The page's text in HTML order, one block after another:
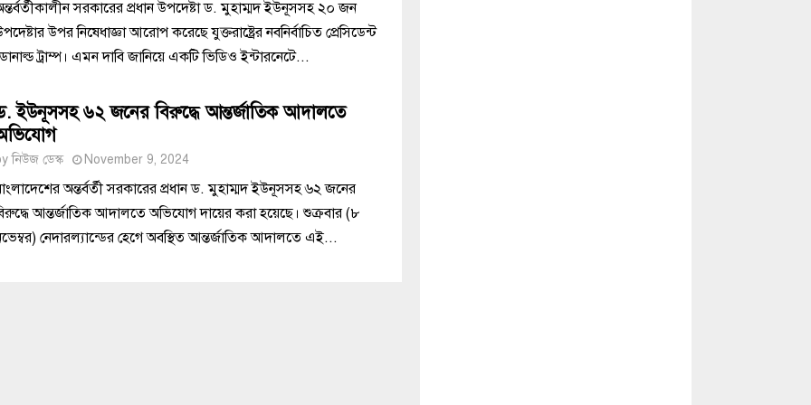
সরকারের প্রধান উপদেষ্টা ড. মুহাম্মদ ইউনূসসহ ২০ জন
উপর নিষেধাজ্ঞা আরোপ করেছে যুক্তরাষ্ট্রের নবনির্বাচিত প্রেসিডেন্ট
ট্রাম্প। এমন দাবি জানিয়ে একটি ভিডিও ইন্টারনেটে...
ইউনূসসহ ৬২ জনের বিরুদ্ধে আন্তর্জাতিক আদালতে
নিউজ ডেস্ক November 9, 2024
অন্তর্বর্তী সরকারের প্রধান ড. মুহাম্মদ ইউনূসসহ ৬২ জনের
আন্তর্জাতিক আদালতে অভিযোগ দায়ের করা হয়েছে। শুক্রবার (৮
নেদারল্যান্ডের হেগে অবস্থিত আন্তর্জাতিক আদালতে এই...